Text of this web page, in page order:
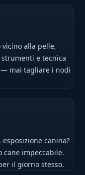
alla pelle,
e tecnica
— mai tagliare i nodi
canina?
impeccabile.
il giorno stesso.